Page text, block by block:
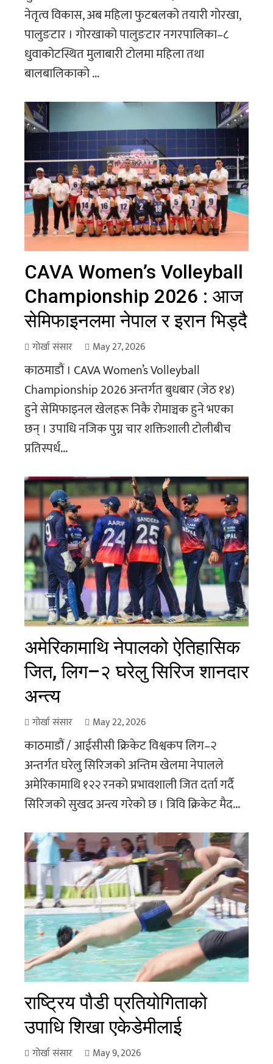
नेतृत्व विकास, अब महिला फुटबलको तयारी गोरखा,
पालुङटार । गोरखाको पालुङटार नगरपालिका–८
धुवाकोटस्थित मुलाबारी टोलमा महिला तथा
बालबालिकाको ...
CAVA Women’s Volleyball
Championship 2026 : आज
सेमिफाइनलमा नेपाल र इरान भिड्दै
गोर्खा संसार May 27, 2026
काठमाडौं । CAVA Women’s Volleyball
Championship 2026 अन्तर्गत बुधबार (जेठ १४)
हुने सेमिफाइनल खेलहरू निकै रोमाञ्चक हुने भएका
छन् । उपाधि नजिक पुग्न चार शक्तिशाली टोलीबीच
प्रतिस्पर्ध...
अमेरिकामाथि नेपालको ऐतिहासिक
जित, लिग–२ घरेलु सिरिज शानदार
अन्त्य
गोर्खा संसार May 22, 2026
काठमाडौं / आईसीसी क्रिकेट विश्वकप लिग–२
अन्तर्गत घरेलु सिरिजको अन्तिम खेलमा नेपालले
अमेरिकामाथि १२२ रनको प्रभावशाली जित दर्ता गर्दै
सिरिजको सुखद अन्त्य गरेको छ । त्रिवि क्रिकेट मैद...
राष्ट्रिय पौडी प्रतियोगिताको
उपाधि शिखा एकेडेमीलाई
गोर्खा संसार May 9, 2026